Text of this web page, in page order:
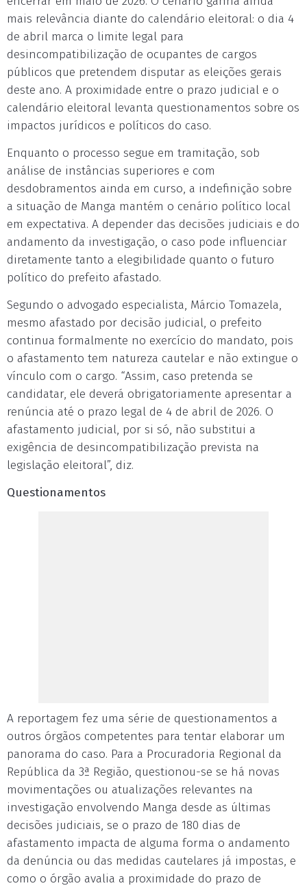
mais relevância diante do calendário eleitoral: o dia 4
de abril marca o limite legal para
desincompatibilização de ocupantes de cargos
públicos que pretendem disputar as eleições gerais
deste ano. A proximidade entre o prazo judicial e o
calendário eleitoral levanta questionamentos sobre os
impactos jurídicos e políticos do caso.
Enquanto o processo segue em tramitação, sob
análise de instâncias superiores e com
desdobramentos ainda em curso, a indefinição sobre
a situação de Manga mantém o cenário político local
em expectativa. A depender das decisões judiciais e do
andamento da investigação, o caso pode influenciar
diretamente tanto a elegibilidade quanto o futuro
político do prefeito afastado.
Segundo o advogado especialista, Márcio Tomazela,
mesmo afastado por decisão judicial, o prefeito
continua formalmente no exercício do mandato, pois
o afastamento tem natureza cautelar e não extingue o
vínculo com o cargo. “Assim, caso pretenda se
candidatar, ele deverá obrigatoriamente apresentar a
renúncia até o prazo legal de 4 de abril de 2026. O
afastamento judicial, por si só, não substitui a
exigência de desincompatibilização prevista na
legislação eleitoral”, diz.
Questionamentos
A reportagem fez uma série de questionamentos a
outros órgãos competentes para tentar elaborar um
panorama do caso. Para a Procuradoria Regional da
República da 3ª Região, questionou-se se há novas
movimentações ou atualizações relevantes na
investigação envolvendo Manga desde as últimas
decisões judiciais, se o prazo de 180 dias de
afastamento impacta de alguma forma o andamento
da denúncia ou das medidas cautelares já impostas, e
como o órgão avalia a proximidade do prazo de